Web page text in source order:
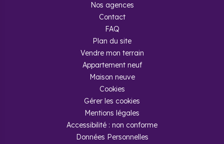
Nos agences
Contact
FAQ
Plan du site
Vendre mon terrain
Appartement neuf
Maison neuve
Cookies
Gérer les cookies
Mentions légales
Accessibilité : non conforme
Données Personnelles